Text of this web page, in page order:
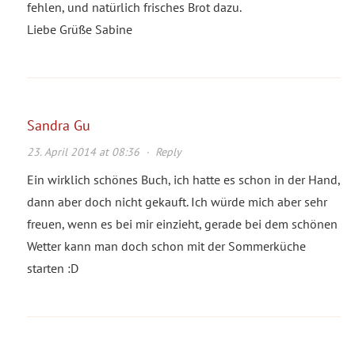
fehlen, und natürlich frisches Brot dazu.
Liebe Grüße Sabine
Sandra Gu
23. April 2014 at 08:36· Reply
Ein wirklich schönes Buch, ich hatte es schon in der Hand,
dann aber doch nicht gekauft. Ich würde mich aber sehr
freuen, wenn es bei mir einzieht, gerade bei dem schönen
Wetter kann man doch schon mit der Sommerküche
starten :D